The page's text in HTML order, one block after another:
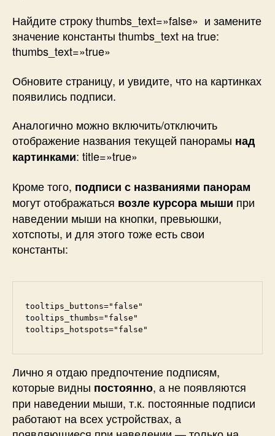
Найдите строкуthumbs_text=»false» и замените
значение константы thumbs_text на true:
thumbs_text=»true»
Обновите страницу, и увидите, что на картинках
появились подписи.
Аналогично можно включить/отключить
отображение названия текущей панорамы над
картинками: title=»true»
Кроме того, подписи с названиями панорам
могут отображаться возле курсора мыши при
наведении мыши на кнопки, превьюшки,
хотспоты, и для этого тоже есть свои
константы:
tooltips_buttons="false"
tooltips_thumbs="false"
tooltips_hotspots="false"
Лично я отдаю предпочтение подписям,
которые видны постоянно, а не появляются
при наведении мыши, т.к. постоянные подписи
работают на всех устройствах, а